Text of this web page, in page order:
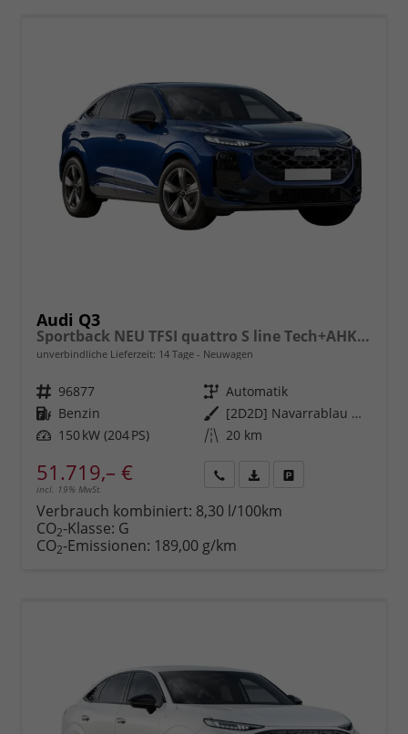
Audi Q3
Sportback NEU TFSI quattro S line Tech+AHK+Alu19+LEDplus+KlimaPlus+ExtSchwarz
unverbindliche Lieferzeit: 14 Tage Neuwagen
Fahrzeugnr. 96877 Getriebe Automatik
Kraftstoff Benzin Außenfarbe
[2D2D] Navarrablau Metallic
Leistung 150 kW (204 PS) Kilometerstand 20 km
51.719,– €
incl. 19% MwSt.
anfordern
Datei,
Verbrauch kombiniert: 8,30 l/100km
CO2-Klasse: G
CO2-Emissionen: 189,00 g/km